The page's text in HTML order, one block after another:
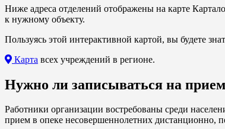
Ниже адреса отделений отображены на карте
к нужному объекту.
Пользуясь этой интерактивной картой, вы будете
Карта всех учреждений в регионе.
Нужно ли записываться на
Работники организации востребованы среди
прием в опеке несовершеннолетних дистанционно,